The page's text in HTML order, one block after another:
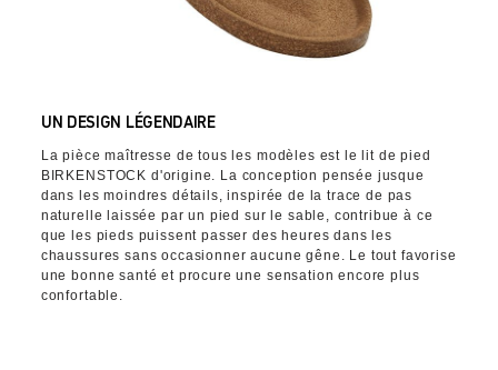
UN DESIGN LÉGENDAIRE
La pièce maîtresse de tous les modèles est le lit de pied
BIRKENSTOCK d'origine. La conception pensée jusque
dans les moindres détails, inspirée de la trace de pas
naturelle laissée par un pied sur le sable, contribue à ce
que les pieds puissent passer des heures dans les
chaussures sans occasionner aucune gêne. Le tout favorise
une bonne santé et procure une sensation encore plus
confortable.